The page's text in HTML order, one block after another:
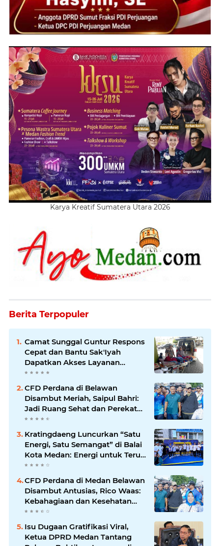
Karya Kreatif Sumatera Utara 2026
Berita Terpopuler
Camat Sunggal Guntur Respons
Cepat dan Bantu Sak'Iyah
Dapatkan Akses Layanan
Kesehatan
CFD Perdana di Belawan
Disambut Meriah, Saipul Bahri:
Jadi Ruang Sehat dan Perekat
Kebersamaan Warga Medan
Utara
Kratingdaeng Luncurkan “Satu
Energi, Satu Semangat” di Balai
Kota Medan: Energi untuk Terus
Bergerak Maju
CFD Perdana di Medan Belawan
Disambut Antusias, Rico Waas:
Kebahagiaan dan Kesehatan
Harus Hadir di Seluruh Penjuru
Isu Dugaan Gratifikasi Viral,
Ketua DPRD Medan Tantang